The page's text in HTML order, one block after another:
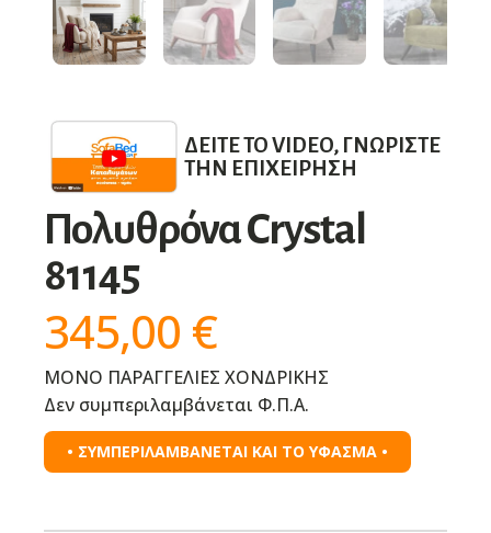
ΔΕΊΤΕ ΤΟ VIDEO, ΓΝΩΡΊΣΤΕ
ΤΗΝ ΕΠΙΧΕΊΡΗΣΗ
Πολυθρόνα Crystal
81145
345,00 €
ΜΟΝΟ ΠΑΡΑΓΓΕΛΙΕΣ ΧΟΝΔΡΙΚΗΣ
Δεν συμπεριλαμβάνεται Φ.Π.Α.
• ΣΥΜΠΕΡΙΛΑΜΒΑΝΕΤΑΙ ΚΑΙ ΤΟ ΥΦΑΣΜΑ •